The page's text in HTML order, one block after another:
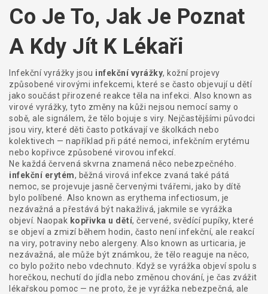
Co Je To, Jak Je Poznat
A Kdy Jít K Lékaři
Infekční vyrážky jsou infekční vyrážky, kožní projevy
způsobené virovými infekcemi, které se často objevují u dětí
jako součást přirozené reakce těla na infekci . Also known as
virové vyrážky, tyto změny na kůži nejsou nemocí samy o
sobě, ale signálem, že tělo bojuje s viry. Nejčastějšími původci
jsou viry, které děti často potkávají ve školkách nebo
kolektivech — například při páté nemoci, infekčním erytému
nebo kopřivce způsobené virovou infekcí.
Ne každá červená skvrna znamená něco nebezpečného.
infekční erytém, běžná virová infekce zvaná také pátá
nemoc, se projevuje jasně červenými tvářemi, jako by dítě
bylo políbené . Also known as erythema infectiosum, je
nezávažná a přestává být nakažlivá, jakmile se vyrážka
objeví. Naopak kopřivka u dětí, červené, svědící pupíky, které
se objeví a zmizí během hodin, často není infekční, ale reakcí
na viry, potraviny nebo alergeny. Also known as urticaria, je
nezávažná, ale může být známkou, že tělo reaguje na něco,
co bylo požito nebo vdechnuto.
Když se vyrážka objeví spolu s
horečkou, nechutí do jídla nebo změnou chování, je čas zvážit
lékařskou pomoc — ne proto, že je vyrážka nebezpečná, ale